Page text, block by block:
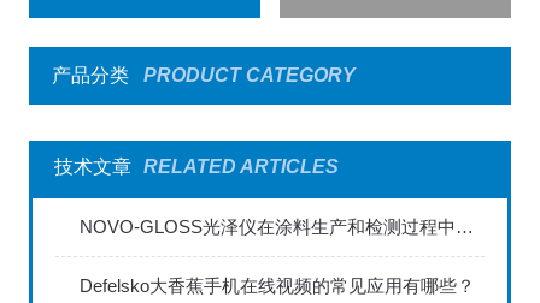
产品分类 PRODUCT CATEGORY
技术文章 RELATED ARTICLES
NOVO-GLOSS光泽仪在涂料生产和检测过程中的应用
Defelsko大香蕉手机在线视频的常见应用有哪些？